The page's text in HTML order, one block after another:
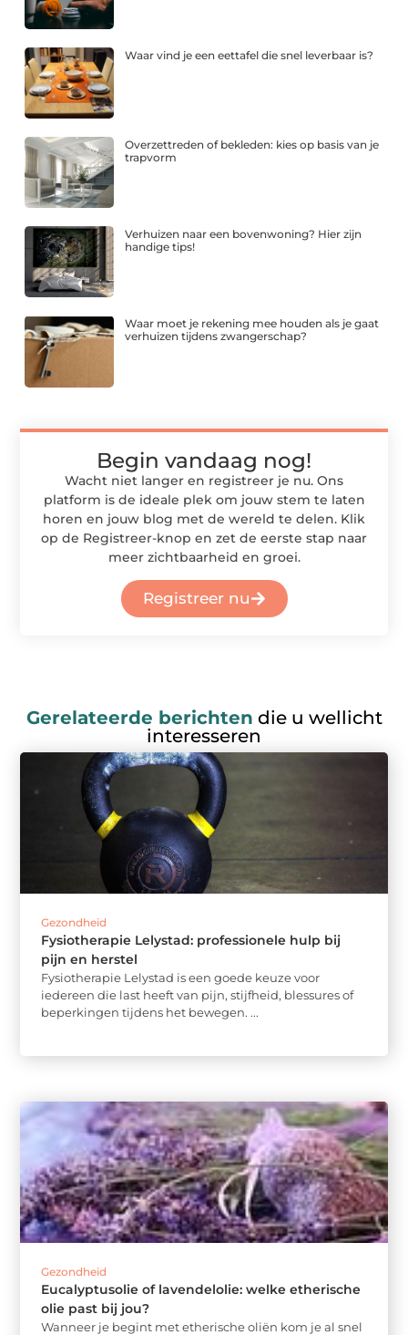
Waar vind je een eettafel die snel leverbaar is?
Overzettreden of bekleden: kies op basis van je
trapvorm
Verhuizen naar een bovenwoning? Hier zijn
handige tips!
Waar moet je rekening mee houden als je gaat
verhuizen tijdens zwangerschap?
Begin vandaag nog!
Wacht niet langer en registreer je nu. Ons
platform is de ideale plek om jouw stem te laten
horen en jouw blog met de wereld te delen. Klik
op de Registreer-knop en zet de eerste stap naar
meer zichtbaarheid en groei.
Registreer nu
Gerelateerde berichten die u wellicht
interesseren
Gezondheid
Fysiotherapie Lelystad: professionele hulp bij
pijn en herstel
Fysiotherapie Lelystad is een goede keuze voor
iedereen die last heeft van pijn, stijfheid, blessures of
beperkingen tijdens het bewegen. ...
Gezondheid
Eucalyptusolie of lavendelolie: welke etherische
olie past bij jou?
Wanneer je begint met etherische oliën kom je al snel